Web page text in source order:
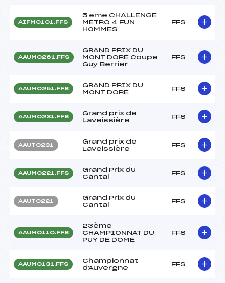
AIFM0101.FFS
5 eme CHALLENGE
METRO 4 FUN
HOMMES
FFS
AAUM0261.FFS
GRAND PRIX DU
MONT DORE Coupe
Guy Berrier
FFS
AAUM0251.FFS
GRAND PRIX DU
MONT DORE
FFS
AAUM0231.FFS
Grand prix de
Laveissière
FFS
AAUT0231
Grand prix de
Laveissière
FFS
AAUM0221.FFS
Grand Prix du
Cantal
FFS
AAUT0221
Grand Prix du
Cantal
FFS
AAUM0110.FFS
23ème
CHAMPIONNAT DU
PUY DE DOME
FFS
AAUM0131.FFS
Championnat
d'Auvergne
FFS